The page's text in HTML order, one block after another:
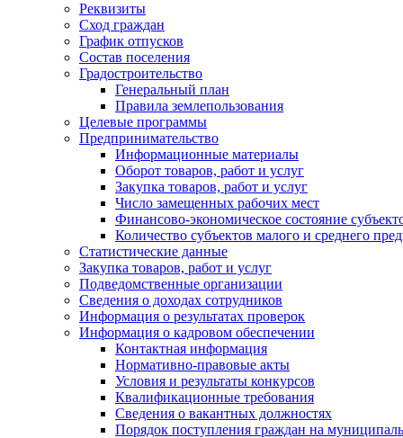
Реквизиты
Сход граждан
График отпусков
Состав поселения
Градостроительство
Генеральный план
Правила землепользования
Целевые программы
Предпринимательство
Информационные материалы
Оборот товаров, работ и услуг
Закупка товаров, работ и услуг
Число замещенных рабочих мест
Финансово-экономическое состояние
Количество субъектов малого и среднего
Статистические данные
Закупка товаров, работ и услуг
Подведомственные организации
Сведения о доходах сотрудников
Информация о результатах проверок
Информация о кадровом обеспечении
Контактная информация
Нормативно-правовые акты
Условия и результаты конкурсов
Квалификационные требования
Сведения о вакантных должностях
Порядок поступления граждан на